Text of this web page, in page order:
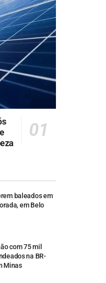
baleados em
em Belo
com 75 mil
na BR-
Minas